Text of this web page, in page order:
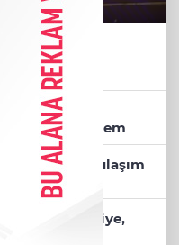
Arabistan
tanıtıldı...
yeni dönem
modern ulaşım
Türkiye,